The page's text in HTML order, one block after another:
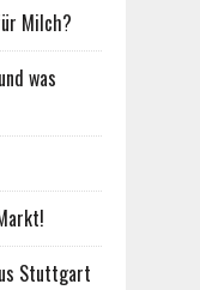
Milch?
was
Stuttgart